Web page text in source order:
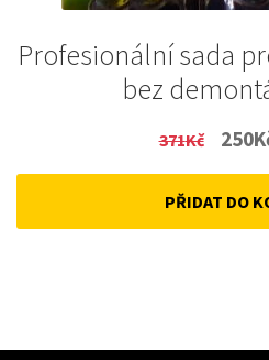
Profesionální sada
bez
371Kč
price
was:
250
PŘIDAT DO